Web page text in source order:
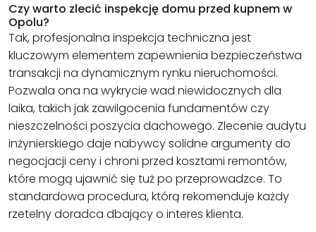
Czy warto zlecić inspekcję domu przed kupnem w
Opolu?
Tak, profesjonalna inspekcja techniczna jest
kluczowym elementem zapewnienia bezpieczeństwa
transakcji na dynamicznym rynku nieruchomości.
Pozwala ona na wykrycie wad niewidocznych dla
laika, takich jak zawilgocenia fundamentów czy
nieszczelności poszycia dachowego. Zlecenie audytu
inżynierskiego daje nabywcy solidne argumenty do
negocjacji ceny i chroni przed kosztami remontów,
które mogą ujawnić się tuż po przeprowadzce. To
standardowa procedura, którą rekomenduje każdy
rzetelny doradca dbający o interes klienta.